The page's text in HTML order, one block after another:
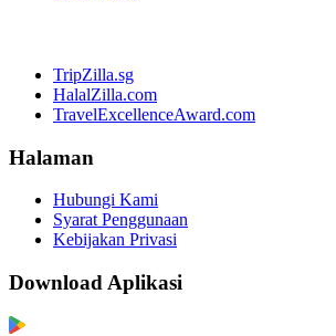
TripZilla.sg
HalalZilla.com
TravelExcellenceAward.com
Halaman
Hubungi Kami
Syarat Penggunaan
Kebijakan Privasi
Download Aplikasi